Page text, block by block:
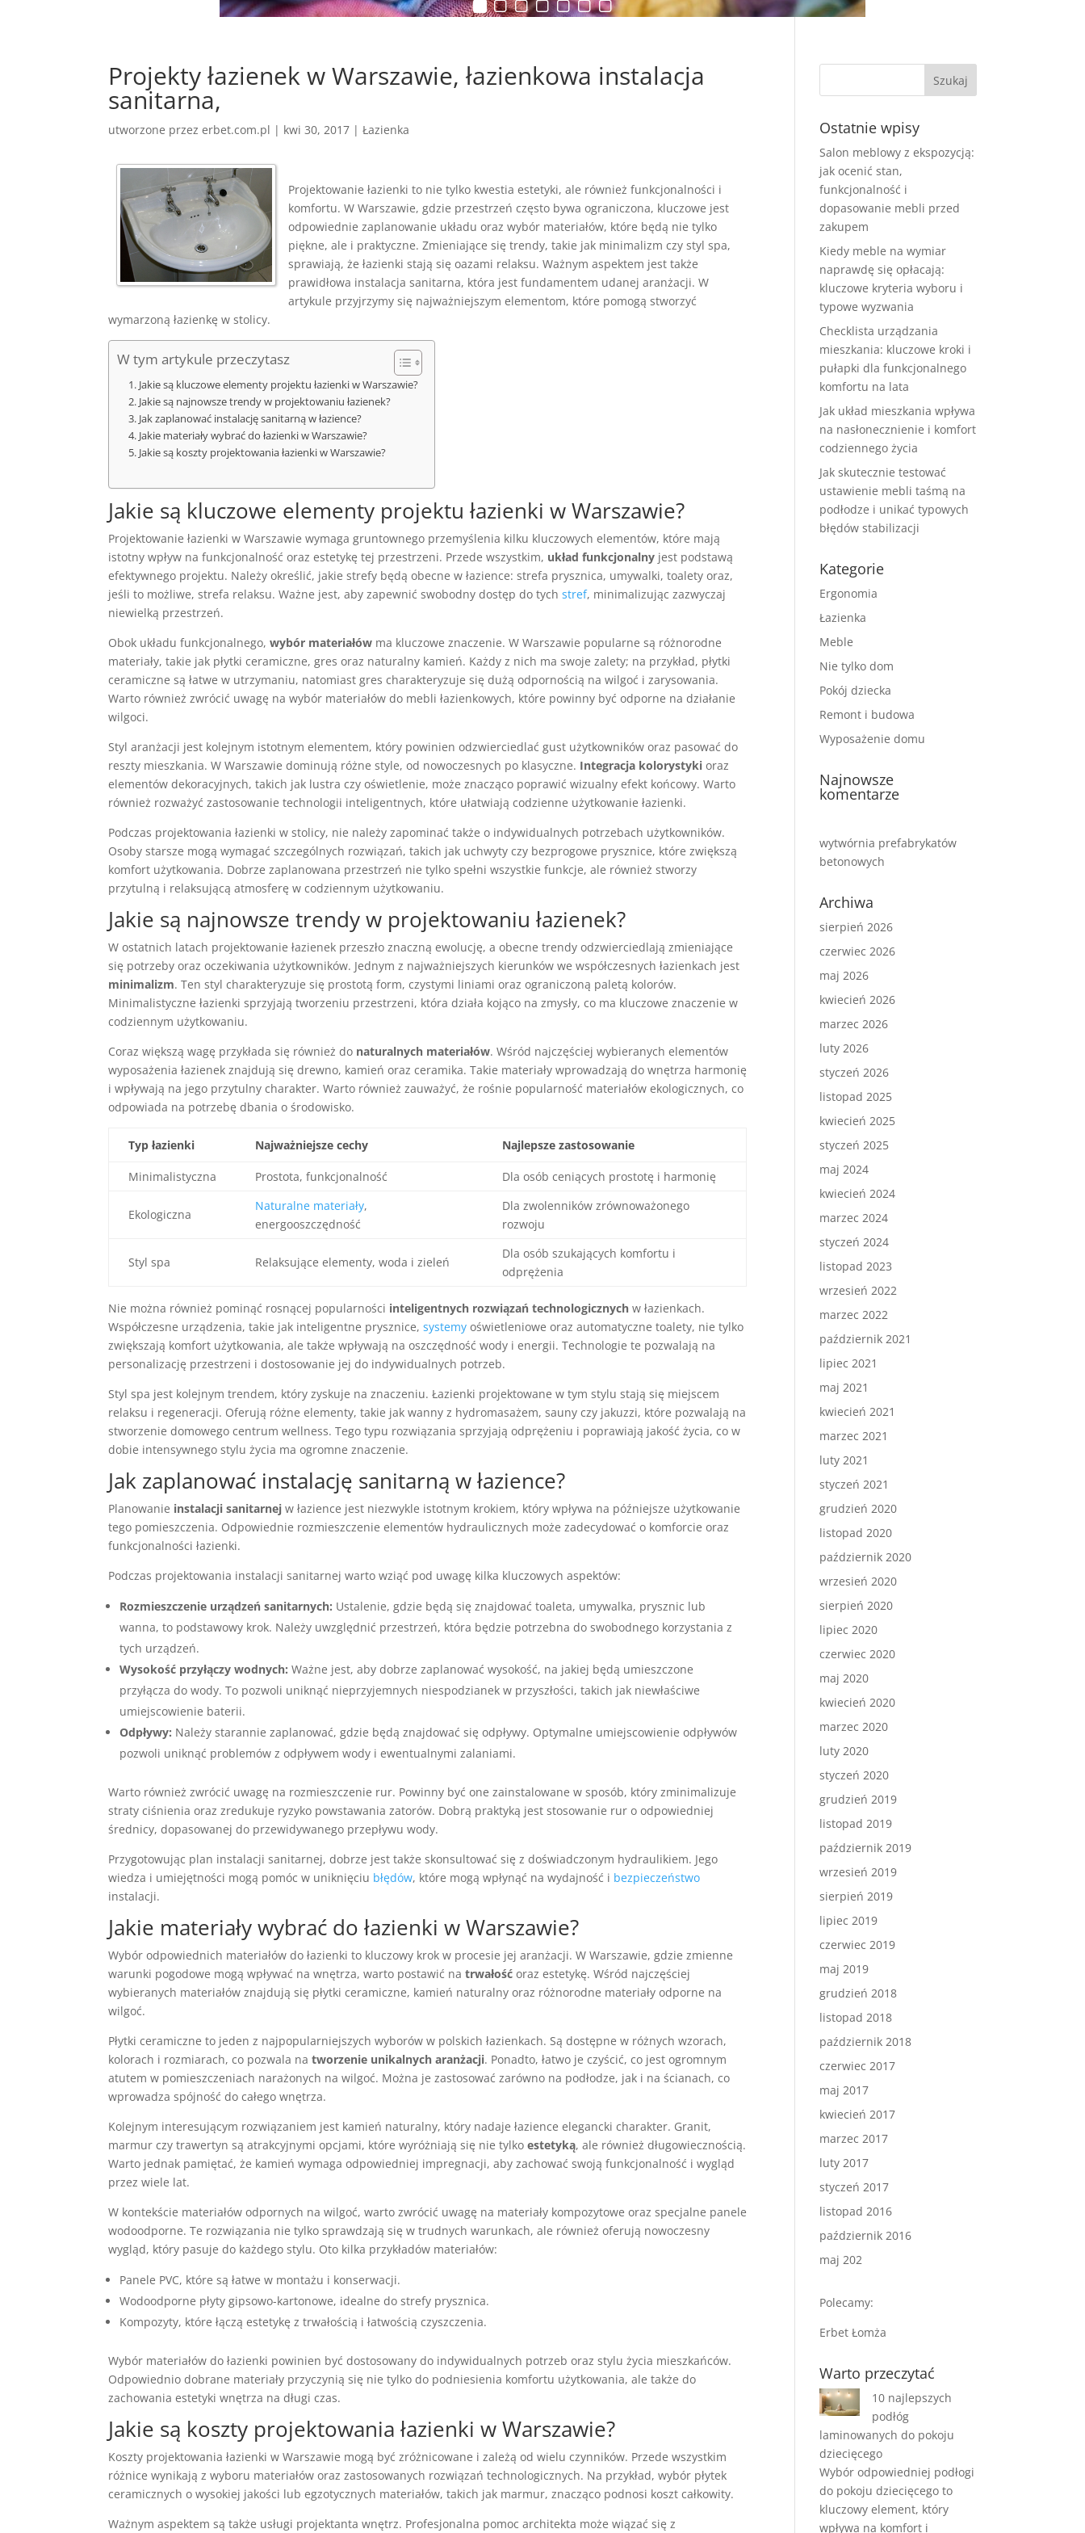
Projekty łazienek w Warszawie, łazienkowa instalacja
sanitarna,
utworzone przezerbet.com.pl | kwi 30, 2017 |Łazienka
Projektowanie łazienki to nie tylko kwestia estetyki, ale również funkcjonalności i
komfortu. W Warszawie, gdzie przestrzeń często bywa ograniczona, kluczowe jest
odpowiednie zaplanowanie układu oraz wybór materiałów, które będą nie tylko
piękne, ale i praktyczne. Zmieniające się trendy, takie jak minimalizm czy styl spa,
sprawiają, że łazienki stają się oazami relaksu. Ważnym aspektem jest także
prawidłowa instalacja sanitarna, która jest fundamentem udanej aranżacji. W
artykule przyjrzymy się najważniejszym elementom, które pomogą stworzyć
wymarzoną łazienkę w stolicy.
W tym artykule przeczytasz
Jakie są kluczowe elementy projektu łazienki w Warszawie?
Jakie są najnowsze trendy w projektowaniu łazienek?
Jak zaplanować instalację sanitarną w łazience?
Jakie materiały wybrać do łazienki w Warszawie?
Jakie są koszty projektowania łazienki w Warszawie?
Jakie są kluczowe elementy projektu łazienki w Warszawie?
Projektowanie łazienki w Warszawie wymaga gruntownego przemyślenia kilku kluczowych elementów, które mają
istotny wpływ na funkcjonalność oraz estetykę tej przestrzeni. Przede wszystkim, układ funkcjonalny jest podstawą
efektywnego projektu. Należy określić, jakie strefy będą obecne w łazience: strefa prysznica, umywalki, toalety oraz,
jeśli to możliwe, strefa relaksu. Ważne jest, aby zapewnić swobodny dostęp do tychstref, minimalizując zazwyczaj
niewielką przestrzeń.
Obok układu funkcjonalnego,wybór materiałów ma kluczowe znaczenie. W Warszawie popularne są różnorodne
materiały, takie jak płytki ceramiczne, gres oraz naturalny kamień. Każdy z nich ma swoje zalety; na przykład, płytki
ceramiczne są łatwe w utrzymaniu, natomiast gres charakteryzuje się dużą odpornością na wilgoć i zarysowania.
Warto również zwrócić uwagę na wybór materiałów do mebli łazienkowych, które powinny być odporne na działanie
wilgoci.
Styl aranżacji jest kolejnym istotnym elementem, który powinien odzwierciedlać gust użytkowników oraz pasować do
reszty mieszkania. W Warszawie dominują różne style, od nowoczesnych po klasyczne. Integracja kolorystyki oraz
elementów dekoracyjnych, takich jak lustra czy oświetlenie, może znacząco poprawić wizualny efekt końcowy. Warto
również rozważyć zastosowanie technologii inteligentnych, które ułatwiają codzienne użytkowanie łazienki.
Podczas projektowania łazienki w stolicy, nie należy zapominać także o indywidualnych potrzebach użytkowników.
Osoby starsze mogą wymagać szczególnych rozwiązań, takich jak uchwyty czy bezprogowe prysznice, które zwiększą
komfort użytkowania. Dobrze zaplanowana przestrzeń nie tylko spełni wszystkie funkcje, ale również stworzy
przytulną i relaksującą atmosferę w codziennym użytkowaniu.
Jakie są najnowsze trendy w projektowaniu łazienek?
W ostatnich latach projektowanie łazienek przeszło znaczną ewolucję, a obecne trendy odzwierciedlają zmieniające
się potrzeby oraz oczekiwania użytkowników. Jednym z najważniejszych kierunków we współczesnych łazienkach jest
minimalizm. Ten styl charakteryzuje się prostotą form, czystymi liniami oraz ograniczoną paletą kolorów.
Minimalistyczne łazienki sprzyjają tworzeniu przestrzeni, która działa kojąco na zmysły, co ma kluczowe znaczenie w
codziennym użytkowaniu.
Coraz większą wagę przykłada się również do naturalnych materiałów. Wśród najczęściej wybieranych elementów
wyposażenia łazienek znajdują się drewno, kamień oraz ceramika. Takie materiały wprowadzają do wnętrza harmonię
i wpływają na jego przytulny charakter. Warto również zauważyć, że rośnie popularność materiałów ekologicznych, co
odpowiada na potrzebę dbania o środowisko.
Typ łazienki Najważniejsze cechy Najlepsze zastosowanie
Minimalistyczna Prostota, funkcjonalność Dla osób ceniących prostotę i harmonię
Ekologiczna
Naturalne materiały,
energooszczędność
Dla zwolenników zrównoważonego
rozwoju
Styl spa Relaksujące elementy, woda i zieleń
Dla osób szukających komfortu i
odprężenia
Nie można również pominąć rosnącej popularności inteligentnych rozwiązań technologicznych w łazienkach.
Współczesne urządzenia, takie jak inteligentne prysznice,systemy oświetleniowe oraz automatyczne toalety, nie tylko
zwiększają komfort użytkowania, ale także wpływają na oszczędność wody i energii. Technologie te pozwalają na
personalizację przestrzeni i dostosowanie jej do indywidualnych potrzeb.
Styl spa jest kolejnym trendem, który zyskuje na znaczeniu. Łazienki projektowane w tym stylu stają się miejscem
relaksu i regeneracji. Oferują różne elementy, takie jak wanny z hydromasażem, sauny czy jakuzzi, które pozwalają na
stworzenie domowego centrum wellness. Tego typu rozwiązania sprzyjają odprężeniu i poprawiają jakość życia, co w
dobie intensywnego stylu życia ma ogromne znaczenie.
Jak zaplanować instalację sanitarną w łazience?
Planowanie instalacji sanitarnej w łazience jest niezwykle istotnym krokiem, który wpływa na późniejsze użytkowanie
tego pomieszczenia. Odpowiednie rozmieszczenie elementów hydraulicznych może zadecydować o komforcie oraz
funkcjonalności łazienki.
Podczas projektowania instalacji sanitarnej warto wziąć pod uwagę kilka kluczowych aspektów:
Rozmieszczenie urządzeń sanitarnych: Ustalenie, gdzie będą się znajdować toaleta, umywalka, prysznic lub
wanna, to podstawowy krok. Należy uwzględnić przestrzeń, która będzie potrzebna do swobodnego korzystania z
tych urządzeń.
Wysokość przyłączy wodnych: Ważne jest, aby dobrze zaplanować wysokość, na jakiej będą umieszczone
przyłącza do wody. To pozwoli uniknąć nieprzyjemnych niespodzianek w przyszłości, takich jak niewłaściwe
umiejscowienie baterii.
Odpływy: Należy starannie zaplanować, gdzie będą znajdować się odpływy. Optymalne umiejscowienie odpływów
pozwoli uniknąć problemów z odpływem wody i ewentualnymi zalaniami.
Warto również zwrócić uwagę na rozmieszczenie rur. Powinny być one zainstalowane w sposób, który zminimalizuje
straty ciśnienia oraz zredukuje ryzyko powstawania zatorów. Dobrą praktyką jest stosowanie rur o odpowiedniej
średnicy, dopasowanej do przewidywanego przepływu wody.
Przygotowując plan instalacji sanitarnej, dobrze jest także skonsultować się z doświadczonym hydraulikiem. Jego
wiedza i umiejętności mogą pomóc w uniknięciu błędów, które mogą wpłynąć na wydajność i bezpieczeństwo
instalacji.
Jakie materiały wybrać do łazienki w Warszawie?
Wybór odpowiednich materiałów do łazienki to kluczowy krok w procesie jej aranżacji. W Warszawie, gdzie zmienne
warunki pogodowe mogą wpływać na wnętrza, warto postawić natrwałość oraz estetykę. Wśród najczęściej
wybieranych materiałów znajdują się płytki ceramiczne, kamień naturalny oraz różnorodne materiały odporne na
wilgoć.
Płytki ceramiczne to jeden z najpopularniejszych wyborów w polskich łazienkach. Są dostępne w różnych wzorach,
kolorach i rozmiarach, co pozwala natworzenie unikalnych aranżacji. Ponadto, łatwo je czyścić, co jest ogromnym
atutem w pomieszczeniach narażonych na wilgoć. Można je zastosować zarówno na podłodze, jak i na ścianach, co
wprowadza spójność do całego wnętrza.
Kolejnym interesującym rozwiązaniem jest kamień naturalny, który nadaje łazience elegancki charakter. Granit,
marmur czy trawertyn są atrakcyjnymi opcjami, które wyróżniają się nie tylkoestetyką, ale również długowiecznością.
Warto jednak pamiętać, że kamień wymaga odpowiedniej impregnacji, aby zachować swoją funkcjonalność i wygląd
przez wiele lat.
W kontekście materiałów odpornych na wilgoć, warto zwrócić uwagę na materiały kompozytowe oraz specjalne panele
wodoodporne. Te rozwiązania nie tylko sprawdzają się w trudnych warunkach, ale również oferują nowoczesny
wygląd, który pasuje do każdego stylu. Oto kilka przykładów materiałów:
Panele PVC, które są łatwe w montażu i konserwacji.
Wodoodporne płyty gipsowo-kartonowe, idealne do strefy prysznica.
Kompozyty, które łączą estetykę z trwałością i łatwością czyszczenia.
Wybór materiałów do łazienki powinien być dostosowany do indywidualnych potrzeb oraz stylu życia mieszkańców.
Odpowiednio dobrane materiały przyczynią się nie tylko do podniesienia komfortu użytkowania, ale także do
zachowania estetyki wnętrza na długi czas.
Jakie są koszty projektowania łazienki w Warszawie?
Koszty projektowania łazienki w Warszawie mogą być zróżnicowane i zależą od wielu czynników. Przede wszystkim
różnice wynikają z wyboru materiałów oraz zastosowanych rozwiązań technologicznych. Na przykład, wybór płytek
ceramicznych o wysokiej jakości lub egzotycznych materiałów, takich jak marmur, znacząco podnosi koszt całkowity.
Ważnym aspektem są także usługi projektanta wnętrz. Profesjonalna pomoc architekta może wiązać się z
Ostatnie wpisy
Salon meblowy z ekspozycją:
jak ocenić stan,
funkcjonalność i
dopasowanie mebli przed
zakupem
Kiedy meble na wymiar
naprawdę się opłacają:
kluczowe kryteria wyboru i
typowe wyzwania
Checklista urządzania
mieszkania: kluczowe kroki i
pułapki dla funkcjonalnego
komfortu na lata
Jak układ mieszkania wpływa
na nasłonecznienie i komfort
codziennego życia
Jak skutecznie testować
ustawienie mebli taśmą na
podłodze i unikać typowych
błędów stabilizacji
Kategorie
Ergonomia
Łazienka
Meble
Nie tylko dom
Pokój dziecka
Remont i budowa
Wyposażenie domu
Najnowsze
komentarze
wytwórnia prefabrykatów
betonowych
Archiwa
sierpień 2026
czerwiec 2026
maj 2026
kwiecień 2026
marzec 2026
luty 2026
styczeń 2026
listopad 2025
kwiecień 2025
styczeń 2025
maj 2024
kwiecień 2024
marzec 2024
styczeń 2024
listopad 2023
wrzesień 2022
marzec 2022
październik 2021
lipiec 2021
maj 2021
kwiecień 2021
marzec 2021
luty 2021
styczeń 2021
grudzień 2020
listopad 2020
październik 2020
wrzesień 2020
sierpień 2020
lipiec 2020
czerwiec 2020
maj 2020
kwiecień 2020
marzec 2020
luty 2020
styczeń 2020
grudzień 2019
listopad 2019
październik 2019
wrzesień 2019
sierpień 2019
lipiec 2019
czerwiec 2019
maj 2019
grudzień 2018
listopad 2018
październik 2018
czerwiec 2017
maj 2017
kwiecień 2017
marzec 2017
luty 2017
styczeń 2017
listopad 2016
październik 2016
maj 202
Polecamy:
Erbet Łomża
Warto przeczytać
10 najlepszych
podłóg
laminowanych do pokoju
dziecięcego
Wybór odpowiedniej podłogi
do pokoju dziecięcego to
kluczowy element, który
wpływa na komfort i